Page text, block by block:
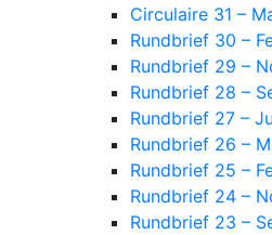
Circulaire 31 –
Rundbrief 30 –
Rundbrief 29 –
Rundbrief 28 –
Rundbrief 27 –
Rundbrief 26 –
Rundbrief 25 –
Rundbrief 24 –
Rundbrief 23 –